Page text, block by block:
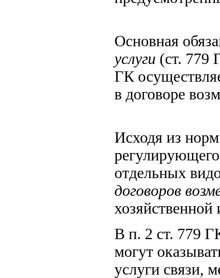
Основная
услуги (ст. 779
ГК
в договоре
Исходя из
отдельных
договоров
хозяйственной
В п. 2 ст. 779
могут
услуги связи,